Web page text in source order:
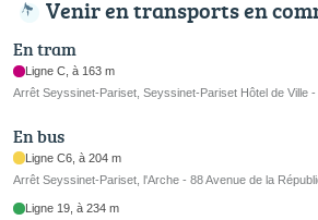
Venir en transports en
En tram
Ligne C, à 163 m
Arrêt Seyssinet-Pariset, Seyssinet-Pariset Hôtel de Ville -
En bus
Ligne C6, à 204 m
Arrêt Seyssinet-Pariset, l'Arche - 88 Avenue de la
Ligne 19, à 234 m